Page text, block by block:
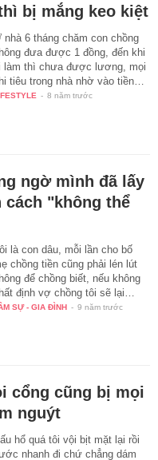
bị mắng keo kiệt
nhà 6 tháng chăm con chồng
đưa được 1 đồng, đến khi
làm thì chưa được lương, mọi
tiêu trong nhà nhờ vào tiền…
- 8 năm trước
ngờ mình đã lấy
"không thể
là con dâu, mỗi lần cho bố
chồng tiền cũng phải lén lút
để chồng biết, nếu không
định vợ chồng tôi sẽ lại…
SỰ - GIA ĐÌNH - 9 năm trước
cổng cũng bị mọi
nguýt
hổ quá tôi vội bịt mặt lại rồi
nhanh đi chứ chẳng dám